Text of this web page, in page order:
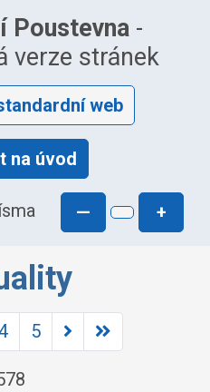
Poustevna-
verze stránek
web
na úvod
— +
5